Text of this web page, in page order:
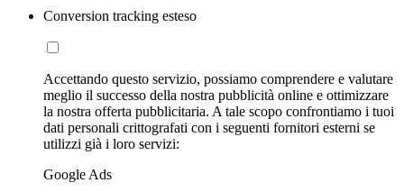
Conversion tracking esteso
Accettando questo servizio, possiamo comprendere e valutare
meglio il successo della nostra pubblicità online e ottimizzare
la nostra offerta pubblicitaria. A tale scopo confrontiamo i tuoi
dati personali crittografati con i seguenti fornitori esterni se
utilizzi già i loro servizi:
Google Ads